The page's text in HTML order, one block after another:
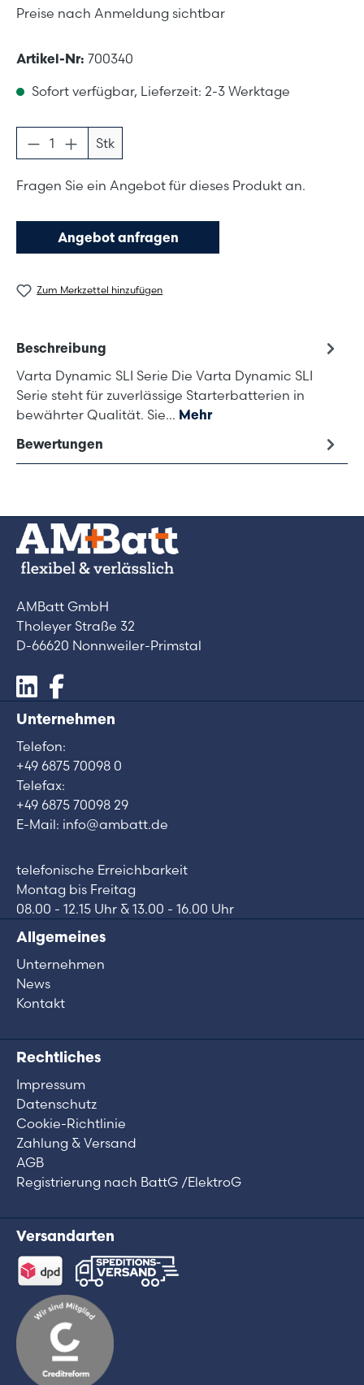
Preise nach Anmeldung sichtbar
Artikel-Nr: 700340
Sofort verfügbar, Lieferzeit: 2-3 Werktage
Produkt Anzahl: Gib den gewünschten
Stk
Fragen Sie ein Angebot für dieses Produkt an.
Angebot anfragen
Zum Merkzettel hinzufügen
Beschreibung
Varta Dynamic SLI Serie Die Varta Dynamic SLI
Serie steht für zuverlässige Starterbatterien in
bewährter Qualität. Sie… Mehr
Bewertungen
AMBatt GmbH
Tholeyer Straße 32
D-66620 Nonnweiler-Primstal
Unternehmen
Telefon:
+49 6875 70098 0
Telefax:
+49 6875 70098 29
E-Mail: info@ambatt.de
telefonische Erreichbarkeit
Montag bis Freitag
08.00 - 12.15 Uhr & 13.00 - 16.00 Uhr
Allgemeines
Unternehmen
News
Kontakt
Rechtliches
Impressum
Datenschutz
Cookie-Richtlinie
Zahlung & Versand
AGB
Registrierung nach BattG /ElektroG
Versandarten